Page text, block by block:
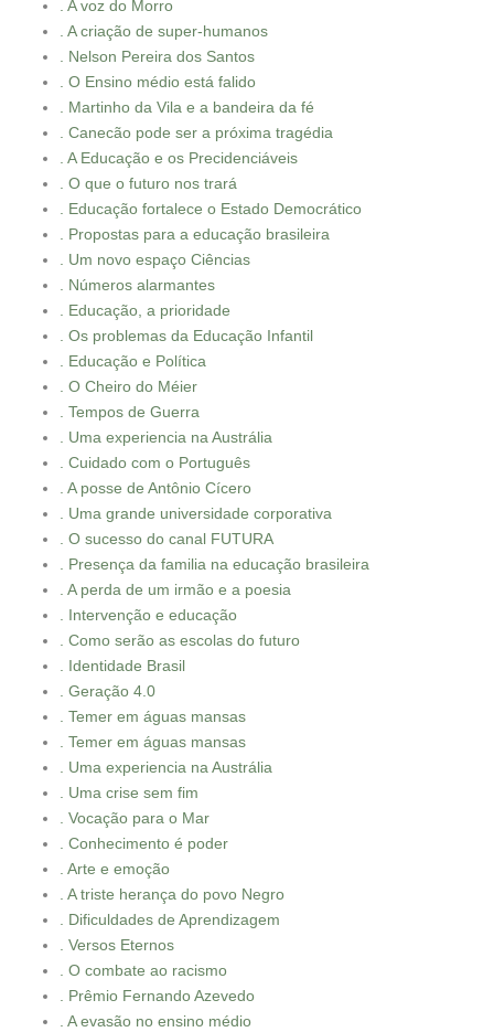
. A voz do Morro
. A criação de super-humanos
. Nelson Pereira dos Santos
. O Ensino médio está falido
. Martinho da Vila e a bandeira da fé
. Canecão pode ser a próxima tragédia
. A Educação e os Precidenciáveis
. O que o futuro nos trará
. Educação fortalece o Estado Democrático
. Propostas para a educação brasileira
. Um novo espaço Ciências
. Números alarmantes
. Educação, a prioridade
. Os problemas da Educação Infantil
. Educação e Política
. O Cheiro do Méier
. Tempos de Guerra
. Uma experiencia na Austrália
. Cuidado com o Português
. A posse de Antônio Cícero
. Uma grande universidade corporativa
. O sucesso do canal FUTURA
. Presença da familia na educação brasileira
. A perda de um irmão e a poesia
. Intervenção e educação
. Como serão as escolas do futuro
. Identidade Brasil
. Geração 4.0
. Temer em águas mansas
. Temer em águas mansas
. Uma experiencia na Austrália
. Uma crise sem fim
. Vocação para o Mar
. Conhecimento é poder
. Arte e emoção
. A triste herança do povo Negro
. Dificuldades de Aprendizagem
. Versos Eternos
. O combate ao racismo
. Prêmio Fernando Azevedo
. A evasão no ensino médio